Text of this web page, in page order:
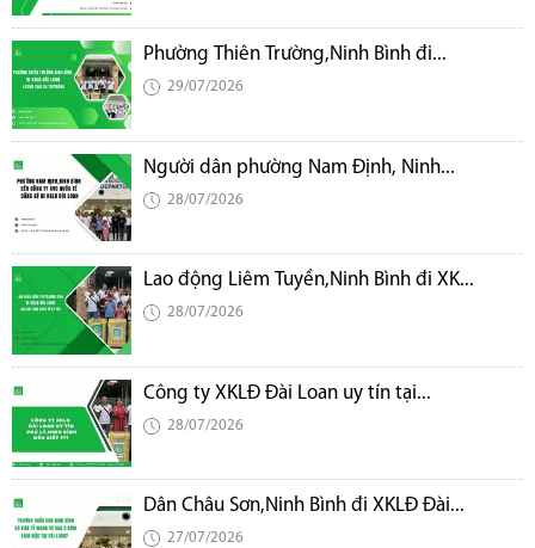
Phường Thiên Trường,Ninh Bình đi...
29/07/2026
Người dân phường Nam Định, Ninh...
28/07/2026
Lao động Liêm Tuyền,Ninh Bình đi XK...
28/07/2026
Công ty XKLĐ Đài Loan uy tín tại...
28/07/2026
Dân Châu Sơn,Ninh Bình đi XKLĐ Đài...
27/07/2026